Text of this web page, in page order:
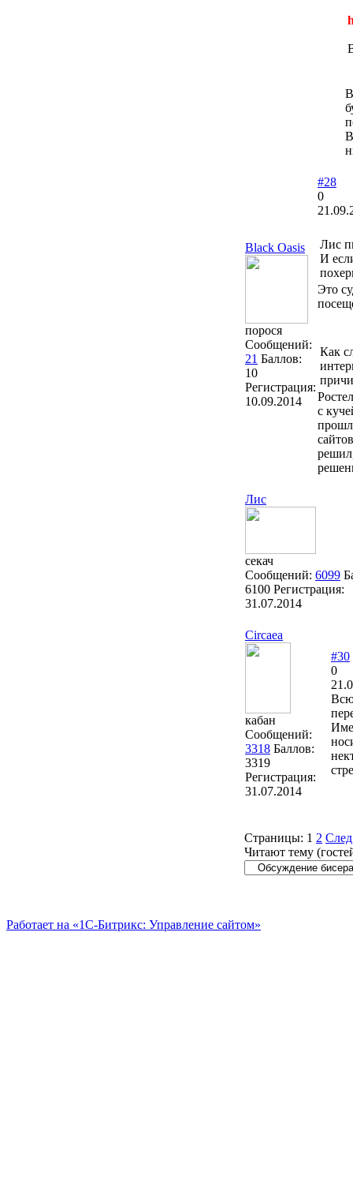
Black Oasis
порося
Сообщений:
21 Баллов:
10
Регистрация:
10.09.2014
#28
0
Лис
И
Это
Как
с
Лис
секач
Сообщений: 6099
6100 Регистрация:
31.07.2014
Circaea
кабан
Сообщений:
3318 Баллов:
3319
Регистрация:
31.07.2014
#30
0
Всю
Страницы: 1 2
Читают тему
Работает на «1С-Битрикс: Управление сайтом»